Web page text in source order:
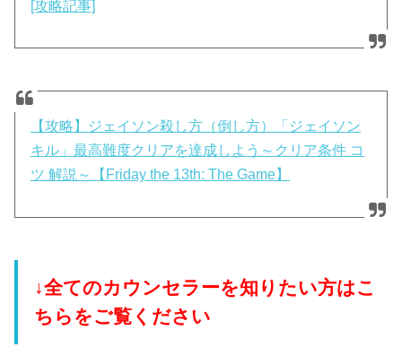
[攻略記事]
【攻略】ジェイソン殺し方（倒し方）「ジェイソン
キル」最高難度クリアを達成しよう～クリア条件 コ
ツ 解説～【Friday the 13th: The Game】
↓全てのカウンセラーを知りたい方はこ
ちらをご覧ください